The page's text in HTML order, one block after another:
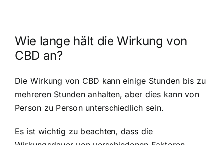
Wie lange hält die Wirkung von
CBD an?
Die Wirkung von CBD kann einige Stunden bis zu
mehreren Stunden anhalten, aber dies kann von
Person zu Person unterschiedlich sein.
Es ist wichtig zu beachten, dass die